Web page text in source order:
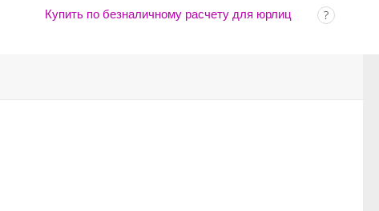
Купить по безналичному расчету для юрлиц